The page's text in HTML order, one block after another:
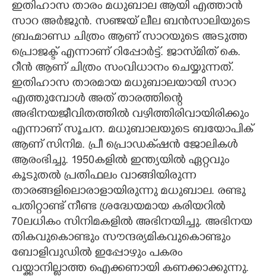
CARTOONS
LITERATURE
ZOOM
CONTACT US
ഇതിഹാസ താരം മധുബാല ആയി എത്താൻ
സാറ അർജുൻ. സഞ്ജയ് ലീല ബൻസാലിയുടെ
ബ്രഹ്മാണ്ഡ ചിത്രം ആണ് സാറയുടെ അടുത്ത
പ്രൊജക്ട് എന്നാണ് റിപ്പോർട്ട്. ജാസ്‌മിത് കെ.
റീൻ ആണ് ചിത്രം സംവിധാനം ചെയ്യുന്നത്.
ഇതിഹാസ താരമായ മധുബാലയായി സാറ
എത്തുമ്പോൾ അത് താരത്തിന്റെ
അഭിനയജീവിതത്തിൽ വഴിത്തിരിവായിരിക്കും
എന്നാണ് സൂചന. മധുബാലയുടെ ബയോപിക്
ആണ് സിനിമ. പ്രീ പ്രൊഡക്‌ഷൻ ജോലികൾ
ആരംഭിച്ചു. 1950കളിൽ ഇന്ത്യയിൽ ഏറ്റവും
കൂടുതൽ പ്രതിഫലം വാങ്ങിയിരുന്ന
താരങ്ങളിലൊരാളായിരുന്നു മധുബാല. രണ്ടു
പതിറ്റാണ്ട് നീണ്ട ശ്രദ്ധേയമായ കരിയറിൽ
70ലധികം സിനിമകളിൽ അഭിനയിച്ചു. അഭിനയ
തികവുകൊണ്ടും സൗന്ദര്യമികവുകൊണ്ടും
ബോളിവുഡിൽ ഇപ്പോഴും പകരം
വയ്ക്കാനില്ലാത്ത ഐക്കണായി കണക്കാക്കുന്നു.